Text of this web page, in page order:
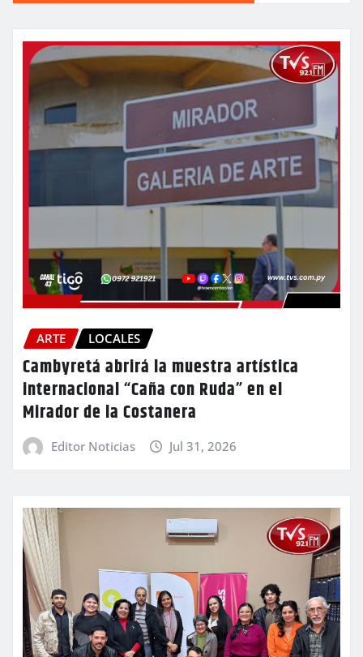
ARTE LOCALES
Cambyretá abrirá la muestra artística
internacional “Caña con Ruda” en el
Mirador de la Costanera
Editor Noticias Jul 31, 2026